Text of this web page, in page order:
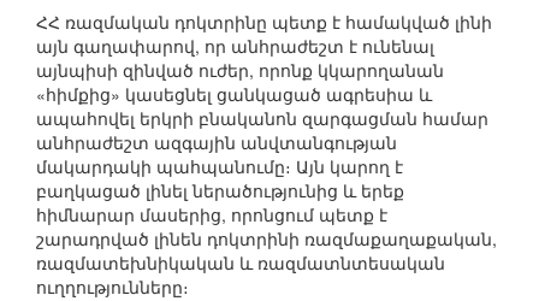
ՀՀ ռազմական դոկտրինը պետք է համակված լինի
այն գաղափարով, որ անհրաժեշտ է ունենալ
այնպիսի զինված ուժեր, որոնք կկարողանան
«հիմքից» կասեցնել ցանկացած ագրեսիա և
ապահովել երկրի բնականոն զարգացման համար
անհրաժեշտ ազգային անվտանգության
մակարդակի պահպանումը։ Այն կարող է
բաղկացած լինել ներածությունից և երեք
հիմնարար մասերից, որոնցում պետք է
շարադրված լինեն դոկտրինի ռազմաքաղաքական,
ռազմատեխնիկական և ռազմատնտեսական
ուղղությունները։